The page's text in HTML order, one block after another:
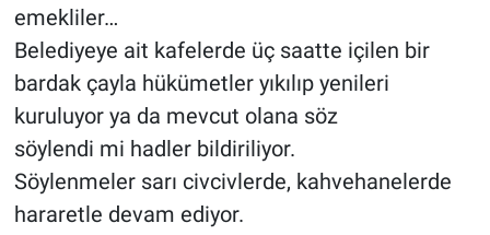
emekliler…
Belediyeye ait kafelerde üç saatte içilen bir
bardak çayla hükümetler yıkılıp yenileri
kuruluyor ya da mevcut olana söz
söylendi mi hadler bildiriliyor.
Söylenmeler sarı civcivlerde, kahvehanelerde
hararetle devam ediyor.